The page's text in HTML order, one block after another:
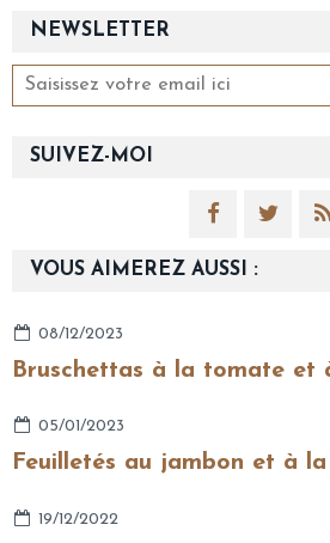
NEWSLETTER
SUIVEZ-MOI
VOUS AIMEREZ AUSSI :
08/12/2023
Bruschettas à la tomate et
05/01/2023
Feuilletés au jambon et à
19/12/2022